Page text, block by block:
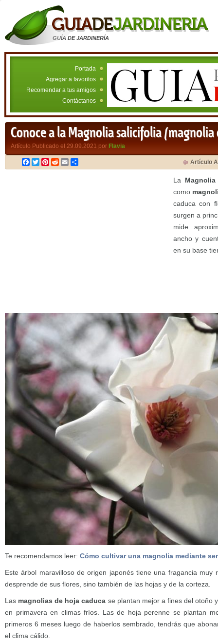
GUÍA DE JARDINERÍA
Portada
Agregar a favoritos
Recomendar a tus amigos
Contáctanos
Conoce a la Magnolia salicifolia (magnolia
Artículo Publicado el 29.09.2021 por Flavia
Facebook
TwitterPinterest
RedditEmail Artículo
La
como
caduca con
surgen a
mide
ancho y
en su base
Te recomendamos leer: Cómo cultivar una magnolia mediante
Este árbol maravilloso de origen japonés tiene una fragancia
desprende de sus flores, sino también de las hojas y de la corteza.
Las magnolias de hoja caduca se plantan mejor a fines del otoño
en primavera en climas fríos. Las de hoja perenne se plantan
primeros 6 meses luego de haberlos sembrado, tendrás que
el clima cálido.